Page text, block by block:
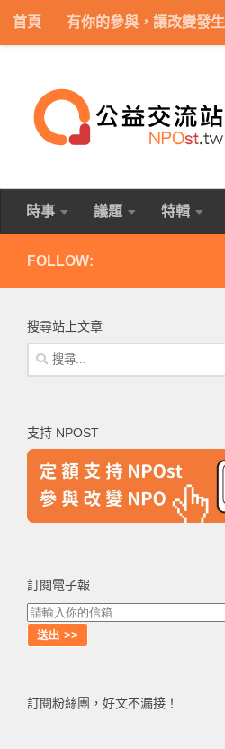
Skip to content
首頁 有你的參與，讓改變發生
時事 議題 特輯
FOLLOW:
搜尋站上文章
搜
尋
字:
支持 NPOST
訂閱電子報
訂閱粉絲團，好文不漏接！